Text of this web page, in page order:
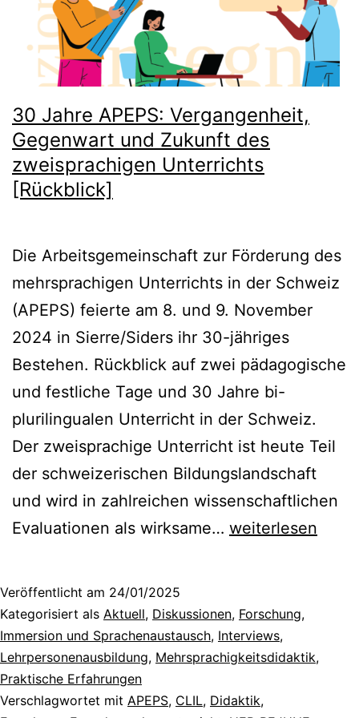
Freiburg
30 Jahre APEPS: Vergangenheit,
Gegenwart und Zukunft des
zweisprachigen Unterrichts
[Rückblick]
Die Arbeitsgemeinschaft zur Förderung des
mehrsprachigen Unterrichts in der Schweiz
(APEPS) feierte am 8. und 9. November
2024 in Sierre/Siders ihr 30-jähriges
Bestehen. Rückblick auf zwei pädagogische
und festliche Tage und 30 Jahre bi-
plurilingualen Unterricht in der Schweiz.
Der zweisprachige Unterricht ist heute Teil
der schweizerischen Bildungslandschaft
und wird in zahlreichen wissenschaftlichen
Evaluationen als wirksame… 30
Vergangenheit,
Gegenwart
und
Zukunft
weiterlesen
Veröffentlicht am 24/01/2025
Kategorisiert als Aktuell, Diskussionen, Forschung,
Immersion und Sprachenaustausch, Interviews,
Lehrpersonenausbildung, Mehrsprachigkeitsdidaktik,
Praktische Erfahrungen
Verschlagwortet mit APEPS, CLIL, Didaktik,